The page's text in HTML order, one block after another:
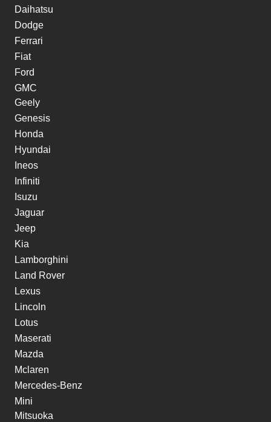
Daihatsu
Dodge
Ferrari
Fiat
Ford
GMC
Geely
Genesis
Honda
Hyundai
Ineos
Infiniti
Isuzu
Jaguar
Jeep
Kia
Lamborghini
Land Rover
Lexus
Lincoln
Lotus
Maserati
Mazda
Mclaren
Mercedes-Benz
Mini
Mitsuoka